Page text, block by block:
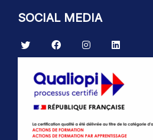
SOCIAL MEDIA